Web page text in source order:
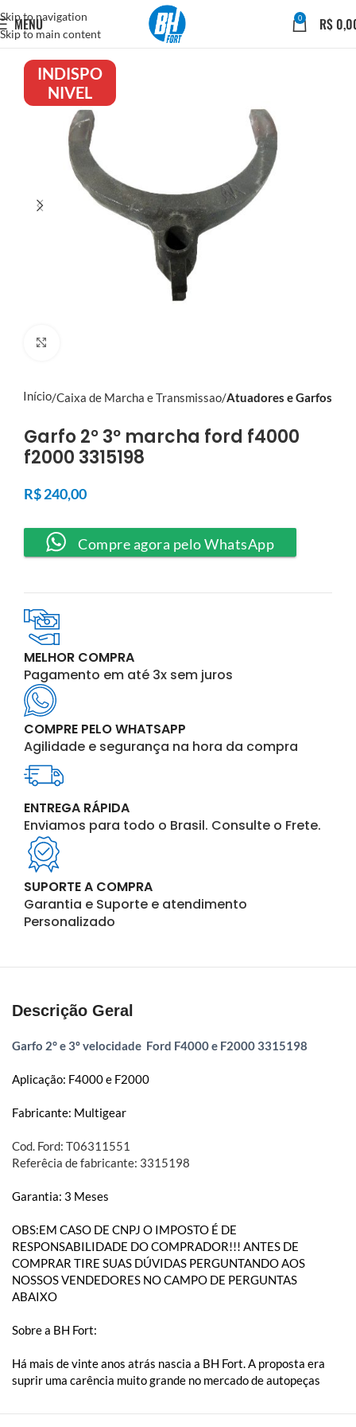
Skip to navigation
Skip to main content
MENU 0 R$
INDISPO
NIVEL
Início Caixa de Marcha e Transmissao Atuadores e Garfos
Garfo 2° 3º marcha ford f4000
f2000 3315198
R$240,00
Compre agora pelo WhatsApp
MELHOR COMPRA
Pagamento em até 3x sem juros
COMPRE PELO WHATSAPP
Agilidade e segurança na hora da compra
ENTREGA RÁPIDA
Enviamos para todo o Brasil. Consulte o Frete.
SUPORTE A COMPRA
Garantia e Suporte e atendimento
Personalizado
Descrição Geral
Garfo 2° e 3º velocidade Ford F4000 e F2000 3315198
Aplicação: F4000 e F2000
Fabricante: Multigear
Cod. Ford: T06311551
Referêcia de fabricante: 3315198
Garantia: 3 Meses
OBS:EM CASO DE CNPJ O IMPOSTO É DE
RESPONSABILIDADE DO COMPRADOR!!! ANTES DE
COMPRAR TIRE SUAS DÚVIDAS PERGUNTANDO AOS
NOSSOS VENDEDORES NO CAMPO DE PERGUNTAS
ABAIXO
Sobre a BH Fort:
Há mais de vinte anos atrás nascia a BH Fort. A proposta era
suprir uma carência muito grande no mercado de autopeças
alguns anos dentro de concessionárias e auto peças. A BH Fort é